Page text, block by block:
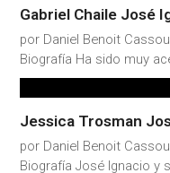
Gabriel Chaile José
por Daniel Benoit
Biografía Ha sido muy
Jessica Trosman
por Daniel Benoit
Biografía José Ignacio y